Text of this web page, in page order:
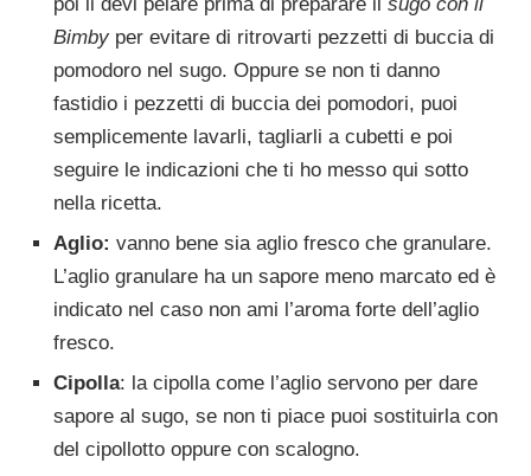
Bimby per evitare di ritrovarti pezzetti di buccia di
pomodoro nel sugo. Oppure se non ti danno
fastidio i pezzetti di buccia dei pomodori, puoi
semplicemente lavarli, tagliarli a cubetti e poi
seguire le indicazioni che ti ho messo qui sotto
nella ricetta.
Aglio: vanno bene sia aglio fresco che granulare.
L’aglio granulare ha un sapore meno marcato ed è
indicato nel caso non ami l’aroma forte dell’aglio
fresco.
Cipolla: la cipolla come l’aglio servono per dare
sapore al sugo, se non ti piace puoi sostituirla con
del cipollotto oppure con scalogno.